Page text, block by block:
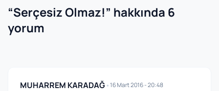
“Serçesiz Olmaz!” hakkında 6
yorum
MUHARREM KARADAĞ•16 Mart 2016 - 20:48